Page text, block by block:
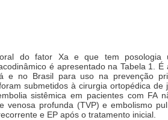
do fator Xa e que tem posologia
é apresentado na Tabela 1. É
e no Brasil para uso na prevenção
submetidos à cirurgia ortopédica de
sistêmica em pacientes com FA
venosa profunda (TVP) e embolismo
e EP após o tratamento inicial.